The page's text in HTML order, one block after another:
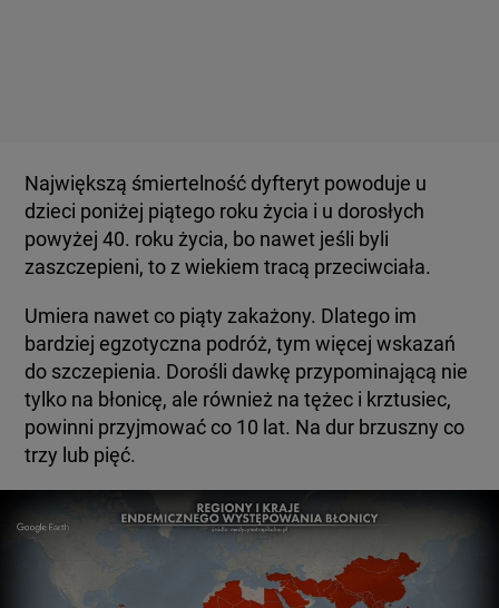
Największą śmiertelność dyfteryt powoduje u
dzieci poniżej piątego roku życia i u dorosłych
powyżej 40. roku życia, bo nawet jeśli byli
zaszczepieni, to z wiekiem tracą przeciwciała.
Umiera nawet co piąty zakażony. Dlatego im
bardziej egzotyczna podróż, tym więcej wskazań
do szczepienia. Dorośli dawkę przypominającą nie
tylko na błonicę, ale również na tężec i krztusiec,
powinni przyjmować co 10 lat. Na dur brzuszny co
trzy lub pięć.